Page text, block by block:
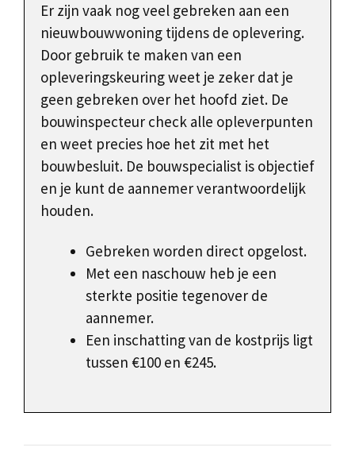
Er zijn vaak nog veel gebreken aan een
nieuwbouwwoning tijdens de oplevering.
Door gebruik te maken van een
opleveringskeuring weet je zeker dat je
geen gebreken over het hoofd ziet. De
bouwinspecteur check alle opleverpunten
en weet precies hoe het zit met het
bouwbesluit. De bouwspecialist is objectief
en je kunt de aannemer verantwoordelijk
houden.
Gebreken worden direct opgelost.
Met een naschouw heb je een
sterkte positie tegenover de
aannemer.
Een inschatting van de kostprijs ligt
tussen €100 en €245.